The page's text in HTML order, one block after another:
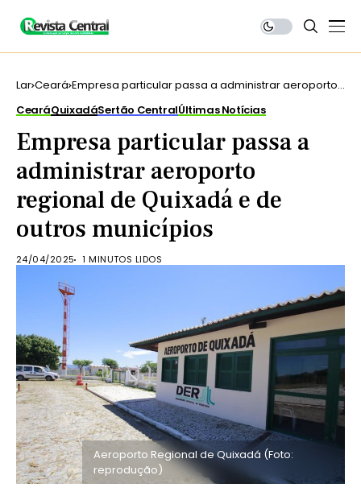
Lar Ceará Empresa particular passa a administrar aeroporto
regional de Quixadá e de outros municípios
CearáQuixadáSertão CentralÚltimas Notícias
Empresa particular passa a
administrar aeroporto
regional de Quixadá e de
outros municípios
24/04/2025 1 MINUTOS LIDOS
Aeroporto Regional de Quixadá (Foto:
reprodução)